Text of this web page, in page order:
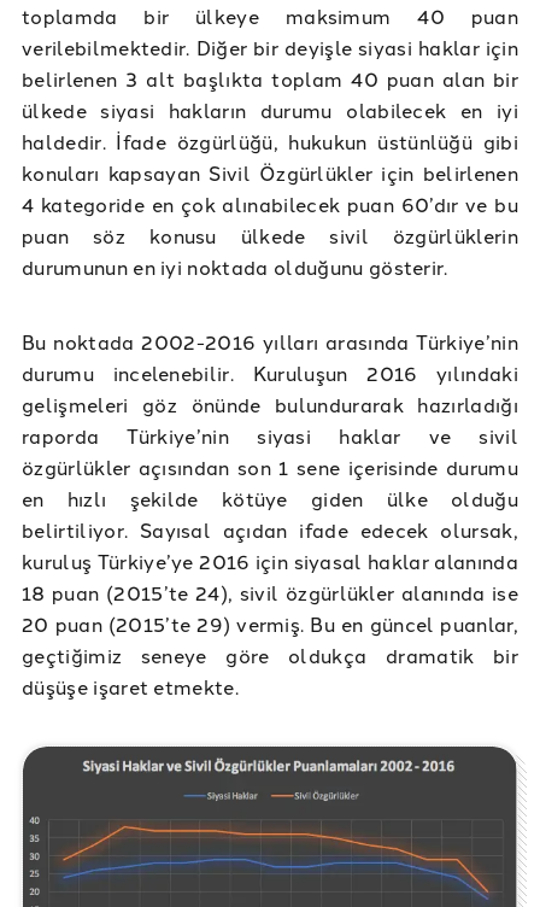
toplamda bir ülkeye maksimum 40 puan
verilebilmektedir. Diğer bir deyişle siyasi haklar için
belirlenen 3 alt başlıkta toplam 40 puan alan bir
ülkede siyasi hakların durumu olabilecek en iyi
haldedir. İfade özgürlüğü, hukukun üstünlüğü gibi
konuları kapsayan Sivil Özgürlükler için belirlenen
4 kategoride en çok alınabilecek puan 60’dır ve bu
puan söz konusu ülkede sivil özgürlüklerin
durumunun en iyi noktada olduğunu gösterir.
Bu noktada 2002-2016 yılları arasında Türkiye’nin
durumu incelenebilir. Kuruluşun 2016 yılındaki
gelişmeleri göz önünde bulundurarak hazırladığı
raporda Türkiye’nin siyasi haklar ve sivil
özgürlükler açısından son 1 sene içerisinde durumu
en hızlı şekilde kötüye giden ülke olduğu
belirtiliyor. Sayısal açıdan ifade edecek olursak,
kuruluş Türkiye’ye 2016 için siyasal haklar alanında
18 puan (2015’te 24), sivil özgürlükler alanında ise
20 puan (2015’te 29) vermiş. Bu en güncel puanlar,
geçtiğimiz seneye göre oldukça dramatik bir
düşüşe işaret etmekte.